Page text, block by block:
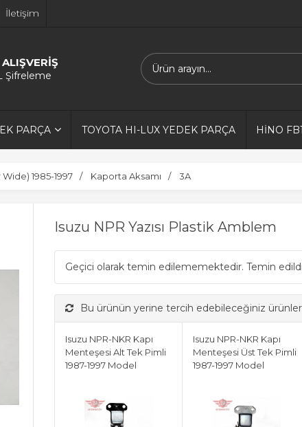
İletişim
Şifreleme
PARÇA TOYOTA HI-LUX YEDEK PARÇA HİNO
Wide) 1985-1997 Kaporta Aksamı 3A
Isuzu NPR Yazısı Plastik Amblem
Geçici olarak temin edilememektedir. Temin
Bu ürünün yerine tercih edebileceğiniz ürünler
Isuzu NPR-NKR Kapı
Menteşesi Alt Tek Pimli
1987-1997 Model
Isuzu NPR-NKR Kapı
Menteşesi Üst Tek Pimli
1987-1997 Model